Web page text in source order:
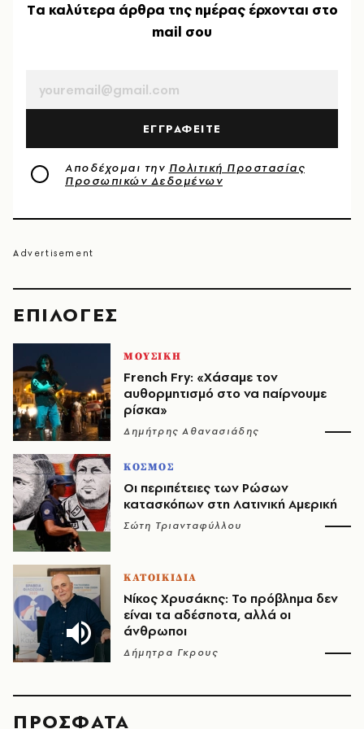
EΠΙΛΟΓΈΣ
ΜΟΥΣΙΚΗ
French Fry: «Χάσαμε τον
αυθορμητισμό στο να παίρνουμε
ρίσκα»
Δημήτρης Αθανασιάδης
ΚΟΣΜΟΣ
Οι περιπέτειες των Ρώσων
κατασκόπων στη Λατινική Αμερική
Σώτη Τριανταφύλλου
ΚΑΤΟΙΚΙΔΙΑ
Νίκος Χρυσάκης: Το πρόβλημα δεν
είναι τα αδέσποτα, αλλά οι
άνθρωποι
Δήμητρα Γκρους
Tα καλύτερα άρθρα της ημέρας έρχονται στο
mail σου
ΕΓΓΡΑΦΕΙΤΕ
Αποδέχομαι την Πολιτική Προστασίας
Προσωπικών Δεδομένων
ΠΡΟΣΦΑΤΑ